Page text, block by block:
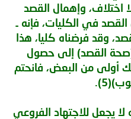
اختلاف، وإهمال القصد
في الكليات، فإنه ـ
وقد فرضناه كليا، هذا
القصد) إلى حصول
أولى من البعض، فانحتم
لا يجعل للاجتهاد الفروعي